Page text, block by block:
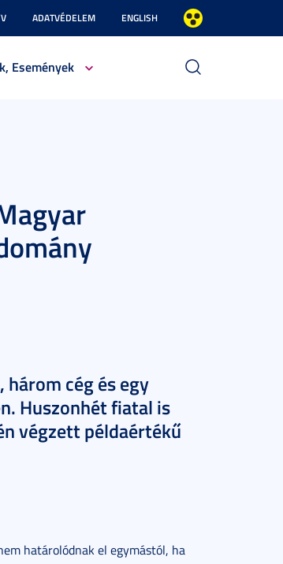
ADATVÉDELEM ENGLISH
Események
cég és egy
Huszonhét fiatal is
végzett példaértékű
határolódnak el egymástól, ha